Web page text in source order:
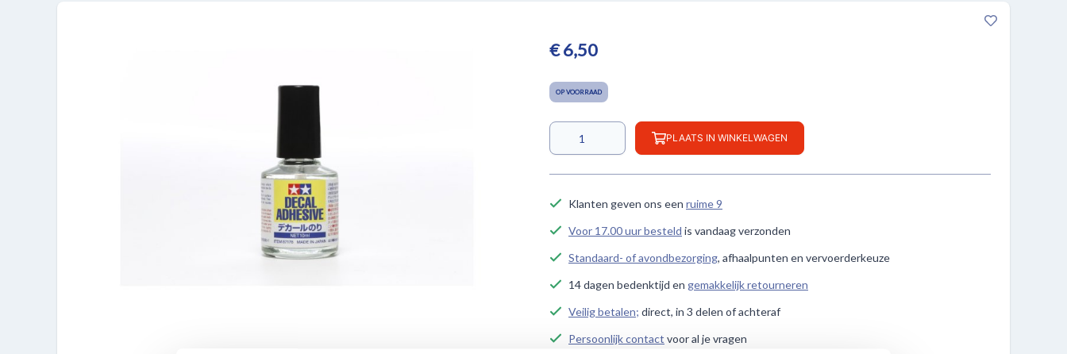
€ 6,50
OP VOORRAAD
PLAATS IN WINKELWAGEN
Klanten geven ons een ruime 9
Voor 17.00 uur besteld is vandaag verzonden
Standaard- of avondbezorging, afhaalpunten en vervoerderkeuze
14 dagen bedenktijd en gemakkelijk retourneren
Veilig betalen; direct, in 3 delen of achteraf
Persoonlijk contact voor al je vragen